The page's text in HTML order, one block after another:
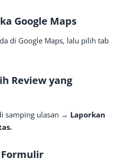
Google Maps
di Google Maps, lalu pilih tab
Review yang
samping ulasan → Laporkan
Formulir